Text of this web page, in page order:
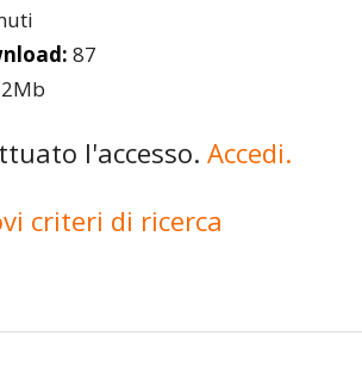
87
l'accesso. Accedi.
criteri di ricerca